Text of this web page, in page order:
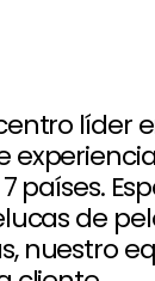
líder
países.
de
nuestro